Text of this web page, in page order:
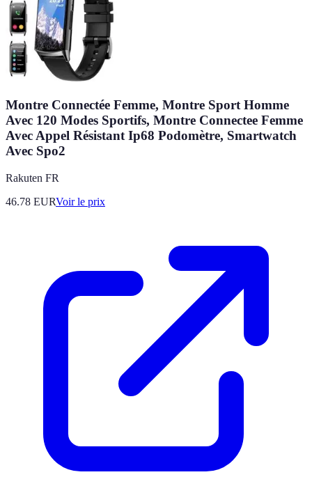
Montre Connectée Femme, Montre Sport Homme
Avec 120 Modes Sportifs, Montre Connectee Femme
Avec Appel Résistant Ip68 Podomètre, Smartwatch
Avec Spo2
Rakuten FR
46.78 EURVoir le prix